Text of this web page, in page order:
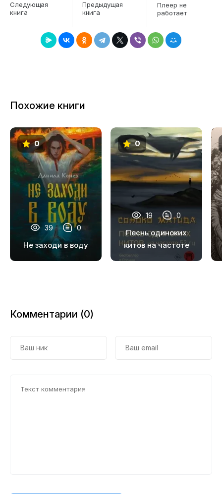
Следующая
книга
Предыдущая
книга
Плеер не
работает
Похожие книги
0
39 0
Не заходи в воду
0
19 0
Песнь одиноких
китов на частоте
Комментарии (0)